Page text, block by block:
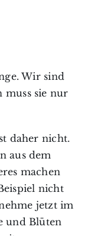
Wir sind
muss sie nur
daher nicht.
aus dem
machen
nicht
jetzt im
und Blüten